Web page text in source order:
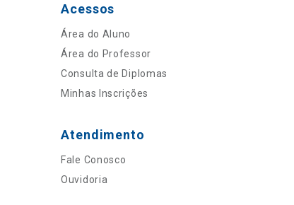
Acessos
Área do Aluno
Área do Professor
Consulta de Diplomas
Minhas Inscrições
Atendimento
Fale Conosco
Ouvidoria